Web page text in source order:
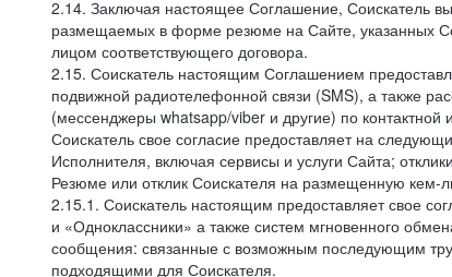
2.14. Заключая настоящее Соглашение, Соискатель
размещаемых в форме резюме на Сайте, указанных
лицом соответствующего договора.
2.15. Соискатель настоящим Соглашением
подвижной радиотелефонной связи (SMS), а также
(мессенджеры whatsapp/viber и другие) по
Соискатель свое согласие предоставляет на
Исполнителя, включая сервисы и услуги Сайта;
Резюме или отклик Соискателя на размещенную кем-
2.15.1. Соискатель настоящим предоставляет свое
и «Одноклассники» а также систем мгновенного
сообщения: связанные с возможным последующим
подходящими для Соискателя.